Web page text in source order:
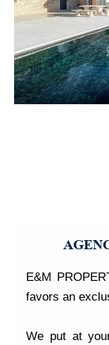
E&M
favors an
We put at